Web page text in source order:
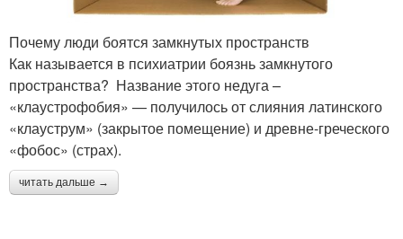
Почему люди боятся замкнутых пространств
Как называется в психиатрии боязнь замкнутого
пространства? Название этого недуга –
«клаустрофобия» — получилось от слияния латинского
«клауструм» (закрытое помещение) и древне-греческого
«фобос» (страх).
читать дальше →